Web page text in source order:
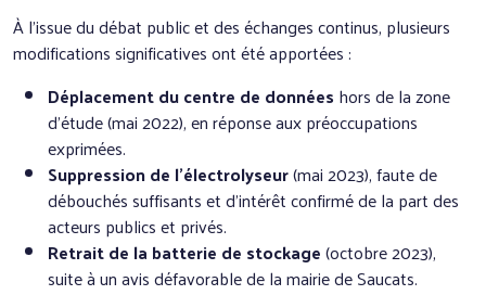
À l’issue du débat public et des échanges continus, plusieurs
modifications significatives ont été apportées :
Déplacement du centre de données hors de la zone
d’étude (mai 2022), en réponse aux préoccupations
exprimées.
Suppression de l’électrolyseur(mai 2023), faute de
débouchés suffisants et d’intérêt confirmé de la part des
acteurs publics et privés.
Retrait de la batterie de stockage(octobre 2023),
suite à un avis défavorable de la mairie de Saucats.